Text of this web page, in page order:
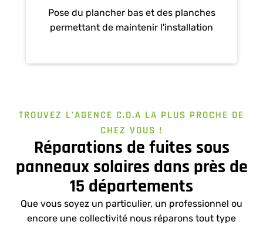
Pose du plancher bas et des planches
permettant de maintenir l'installation
TROUVEZ L’AGENCE C.O.A LA PLUS PROCHE DE
CHEZ VOUS !
Réparations de fuites sous
panneaux solaires dans près de
15 départements
Que vous soyez un particulier, un professionnel ou
encore une collectivité nous réparons tout type